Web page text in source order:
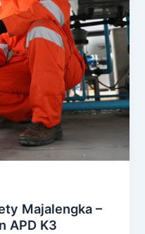
Majalengka –
APD K3